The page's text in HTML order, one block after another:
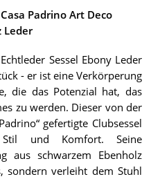
Padrino Art Deco
Leder
Sessel Ebony Leder
- er ist eine Verkörperung
die das Potenzial hat, das
zu werden. Dieser von der
gefertigte Clubsessel
und Komfort. Seine
aus schwarzem Ebenholz
verleiht dem Stuhl